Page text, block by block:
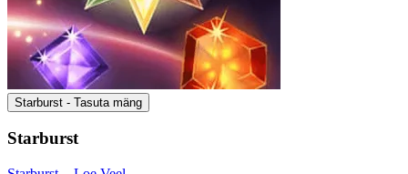
Starburst - Tasuta mäng
Starburst